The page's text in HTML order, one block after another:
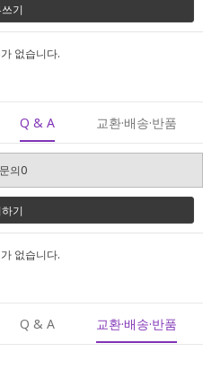
기
없습니다.
Q & A 교환·배송·반품
의0
기
없습니다.
Q & A 교환·배송·반품